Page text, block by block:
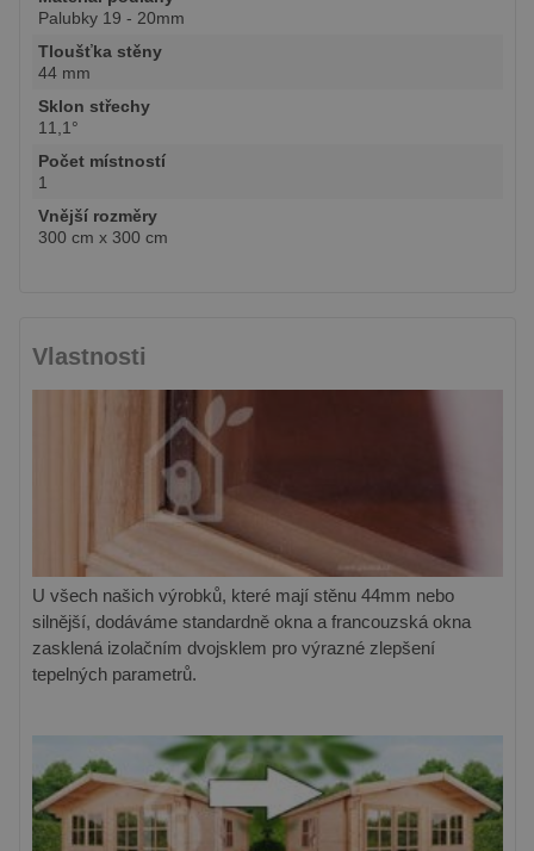
Palubky 19 - 20mm
Tloušťka stěny
44 mm
Sklon střechy
11,1°
Počet místností
1
Vnější rozměry
300 cm x 300 cm
Vlastnosti
U všech našich výrobků, které mají stěnu 44mm nebo
silnější, dodáváme standardně okna a francouzská okna
zasklená izolačním dvojsklem pro výrazné zlepšení
tepelných parametrů.